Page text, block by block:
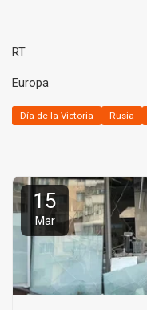
RT
Europa
Día de la Victoria Rusia
15
Mar